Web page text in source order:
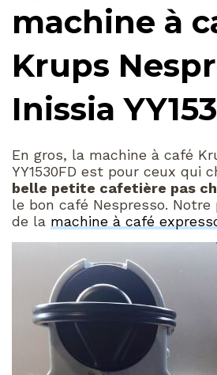
machine à
Krups
Inissia
En gros, la machine à café
YY1530FD est pour ceux qui
belle petite cafetière pas
le bon café Nespresso.
de la machine à café